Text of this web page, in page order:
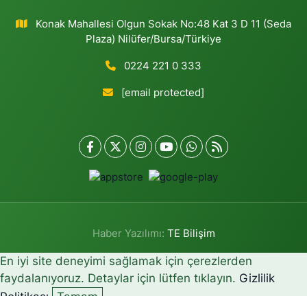
Konak Mahallesi Olgun Sokak No:48 Kat 3 D 11 (Seda
Plaza) Nilüfer/Bursa/Türkiye
0224 221 0 333
[email protected]
Haber Yazılımı: TE Bilişim
En iyi site deneyimi sağlamak için çerezlerden
faydalanıyoruz. Detaylar için lütfen tıklayın. Gizlilik